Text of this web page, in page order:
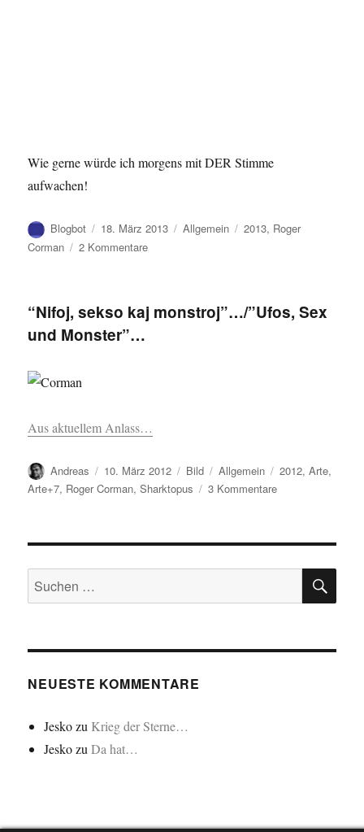
Wie gerne würde ich morgens mit DER Stimme
aufwachen!
Autor
Blogbot
Veröffentlicht
am
18. März 2013 Kategorien
Allgemein Schlagwörter
2013, Roger
Corman
2 Kommentarezu
World…
“Nifoj, sekso kaj monstroj”…/”Ufos, Sex
und Monster”…
Aus aktuellem Anlass…
Autor
Andreas
Veröffentlicht
am
10. März 2012 Format
Bild Kategorien
Allgemein Schlagwörter
2012,Arte,
Arte+7, Roger Corman,Sharktopus 3 Kommentarezu
kaj
Sex
Monster”…
Suchen
nach:
NEUESTE KOMMENTARE
Jeskozu Krieg der Sterne…
JeskozuDa hat…